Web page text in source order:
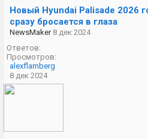
Новый Hyundai Palisade 2026
сразу бросается в глаза
NewsMaker 8 дек 2024
Ответов:
Просмотров:
alexflamberg
8 дек 2024